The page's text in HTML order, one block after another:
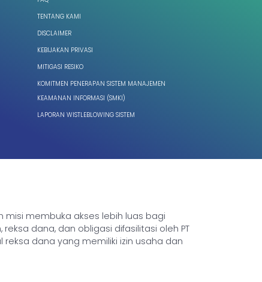
TENTANG KAMI
DISCLAIMER
KEBIJAKAN PRIVASI
MITIGASI RESIKO
KOMITMEN PENERAPAN SISTEM MANAJEMEN
KEAMANAN INFORMASI (SMKI)
LAPORAN WISTLEBLOWING SISTEM
misi membuka akses lebih luas bagi
dana, dan obligasi difasilitasi oleh PT
dana yang memiliki izin usaha dan